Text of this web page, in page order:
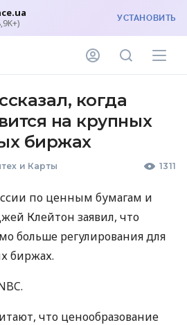
УСТАНОВИТЬ
когда
на крупных
биржах
и Карты 1311
по ценным бумагам и
Клейтон заявил, что
больше регулирования для
биржах.
.
что ценообразование